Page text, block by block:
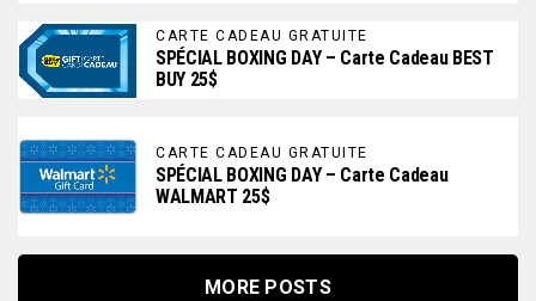
CARTE CADEAU GRATUITE
SPÉCIAL BOXING DAY – Carte Cadeau BEST
BUY 25$
CARTE CADEAU GRATUITE
SPÉCIAL BOXING DAY – Carte Cadeau
WALMART 25$
MORE POSTS